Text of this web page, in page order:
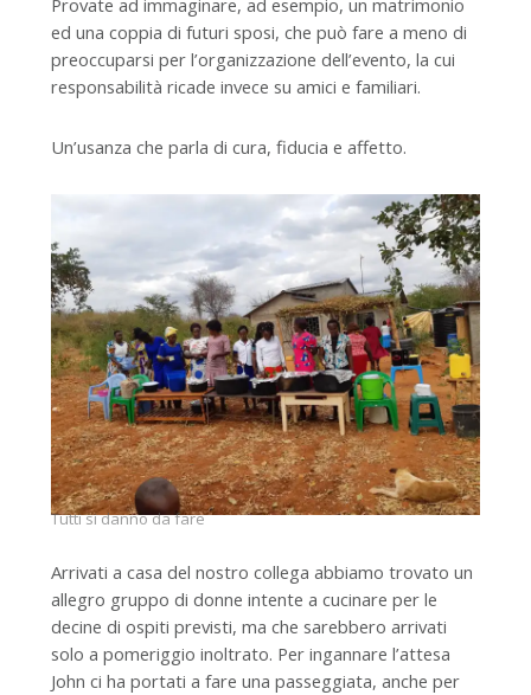
ed una coppia di futuri sposi, che può fare a meno di
preoccuparsi per l’organizzazione dell’evento, la cui
responsabilità ricade invece su amici e familiari.
Un’usanza che parla di cura, fiducia e affetto.
Tutti si danno da fare
Arrivati a casa del nostro collega abbiamo trovato un
allegro gruppo di donne intente a cucinare per le
decine di ospiti previsti, ma che sarebbero arrivati
solo a pomeriggio inoltrato. Per ingannare l’attesa
John ci ha portati a fare una passeggiata, anche per